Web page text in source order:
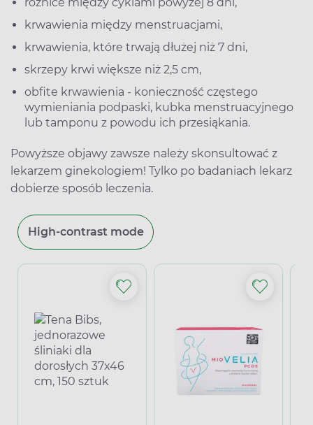
krwawienia między menstruacjami,
krwawienia, które trwają dłużej niż 7 dni,
skrzepy krwi większe niż 2,5 cm,
obfite krwawienia - konieczność częstego
wymieniania podpaski, kubka menstruacyjnego
lub tamponu z powodu ich przesiąkania.
Powyższe objawy zawsze należy skonsultować z
lekarzem ginekologiem! Tylko po badaniach lekarz
dobierze sposób leczenia.
High-contrast mode